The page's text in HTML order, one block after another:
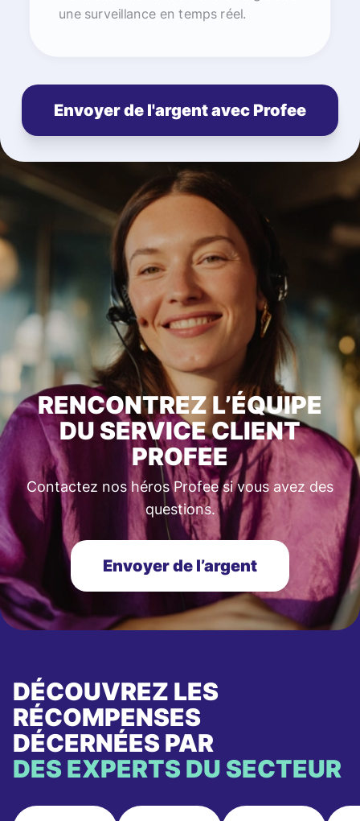
une surveillance en temps réel.
Envoyer de l'argent avec Profee
RENCONTREZ L’ÉQUIPE
DU SERVICE CLIENT
PROFEE
Contactez nos héros Profee si vous avez des
questions.
Envoyer de l’argent
DÉCOUVREZ LES
RÉCOMPENSES
DÉCERNÉES PAR
DES EXPERTS DU SECTEUR